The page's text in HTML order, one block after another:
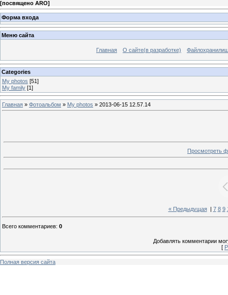
[посвящено ARO]
Форма входа
Меню сайта
Главная О сайте(в разработке)
Categories
My photos [51]
My family [1]
Главная » Фотоальбом » My photos » 2013-06-15 12.57.14
Просмотреть
« Предыдущая| 7 8 9
Всего комментариев: 0
Добавлять комментарии
[
Полная версия сайта